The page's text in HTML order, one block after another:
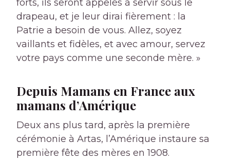
forts, ils seront appelés à servir sous le
drapeau, et je leur dirai fièrement : la
Patrie a besoin de vous. Allez, soyez
vaillants et fidèles, et avec amour, servez
votre pays comme une seconde mère. »
Depuis Mamans en France aux
mamans d’Amérique
Deux ans plus tard, après la première
cérémonie à Artas, l’Amérique instaure sa
première fête des mères en 1908.